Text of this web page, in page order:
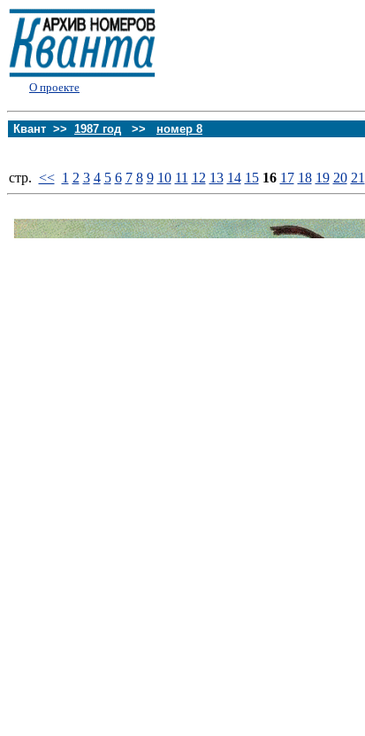
О проекте
Квант >> 1987 год >> номер 8
стp. << 1 2 3 4 5 6 7 8 9 10 11 12 13 14 15 16 17 18 19 20 21